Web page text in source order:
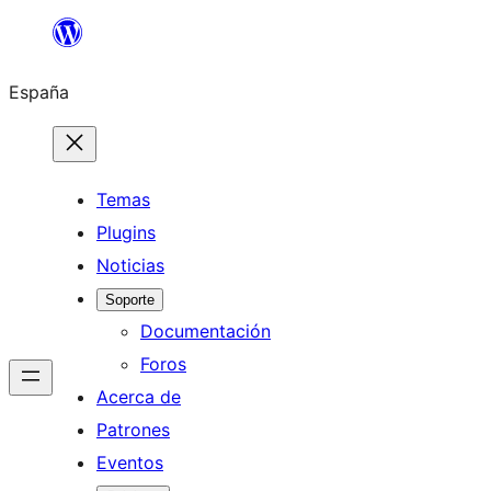
Saltar
contenido
España
Temas
Plugins
Noticias
Soporte
Documentación
Foros
Acerca de
Patrones
Eventos